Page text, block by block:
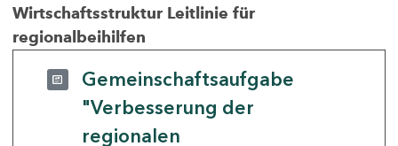
Wirtschaftsstruktur Leitlinie für
regionalbeihilfen
Gemeinschaftsaufgabe
"Verbesserung der
regionalen